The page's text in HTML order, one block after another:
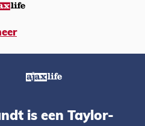
is een Taylor-